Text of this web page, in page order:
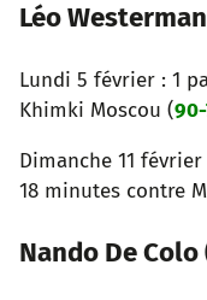
Léo
Lundi 5 février : 1
Khimki Moscou (90-
Dimanche 11
18 minutes contre
Nando De Colo